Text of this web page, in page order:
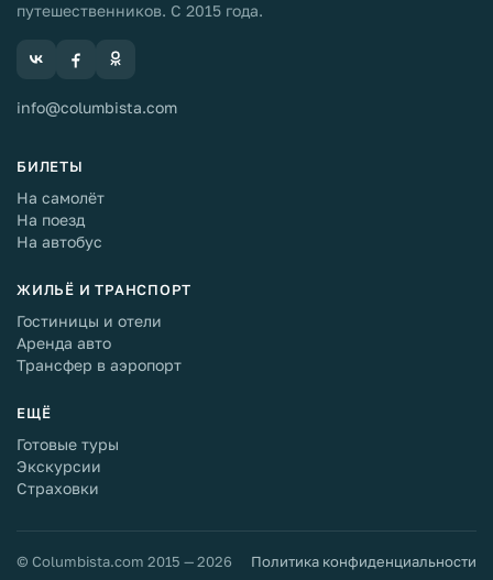
путешественников. С 2015 года.
info@columbista.com
БИЛЕТЫ
На самолёт
На поезд
На автобус
ЖИЛЬЁ И ТРАНСПОРТ
Гостиницы и отели
Аренда авто
Трансфер в аэропорт
ЕЩЁ
Готовые туры
Экскурсии
Страховки
© Columbista.com 2015 — 2026 Политика конфиденциальности